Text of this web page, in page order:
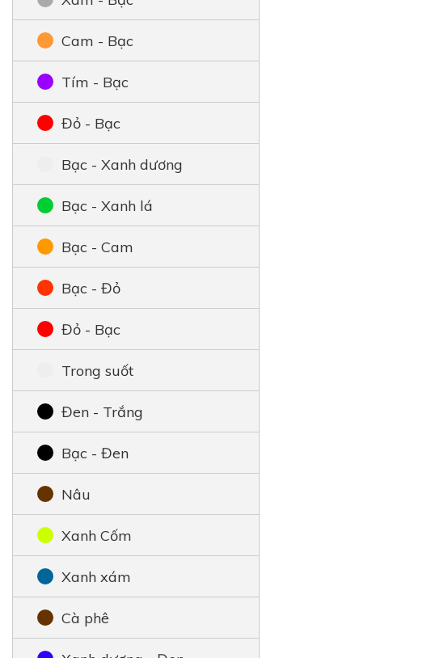
Cam - Bạc
Tím - Bạc
Đỏ - Bạc
Bạc - Xanh dương
Bạc - Xanh lá
Bạc - Cam
Bạc - Đỏ
Đỏ - Bạc
Trong suốt
Đen - Trắng
Bạc - Đen
Nâu
Xanh Cốm
Xanh xám
Cà phê